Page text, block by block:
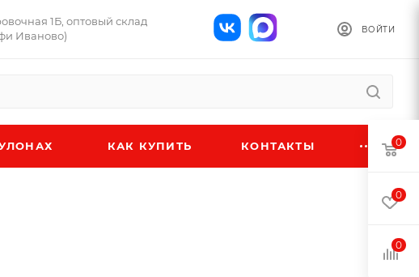
1Б, оптовый склад
Иваново)
ВОЙТИ
КАК КУПИТЬ КОНТАКТЫ 0
0
0